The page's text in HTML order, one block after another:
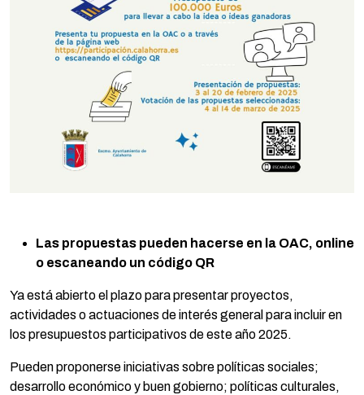
Las propuestas pueden hacerse en la OAC, online
o escaneando un código QR
Ya está abierto el plazo para presentar proyectos,
actividades o actuaciones de interés general para incluir en
los presupuestos participativos de este año 2025.
Pueden proponerse iniciativas sobre políticas sociales;
desarrollo económico y buen gobierno; políticas culturales,